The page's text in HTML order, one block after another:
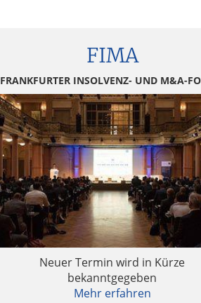
FIMA
FRANKFURTER INSOLVENZ- UND M&A-
Neuer Termin wird in Kürze
bekanntgegeben
Mehr erfahren